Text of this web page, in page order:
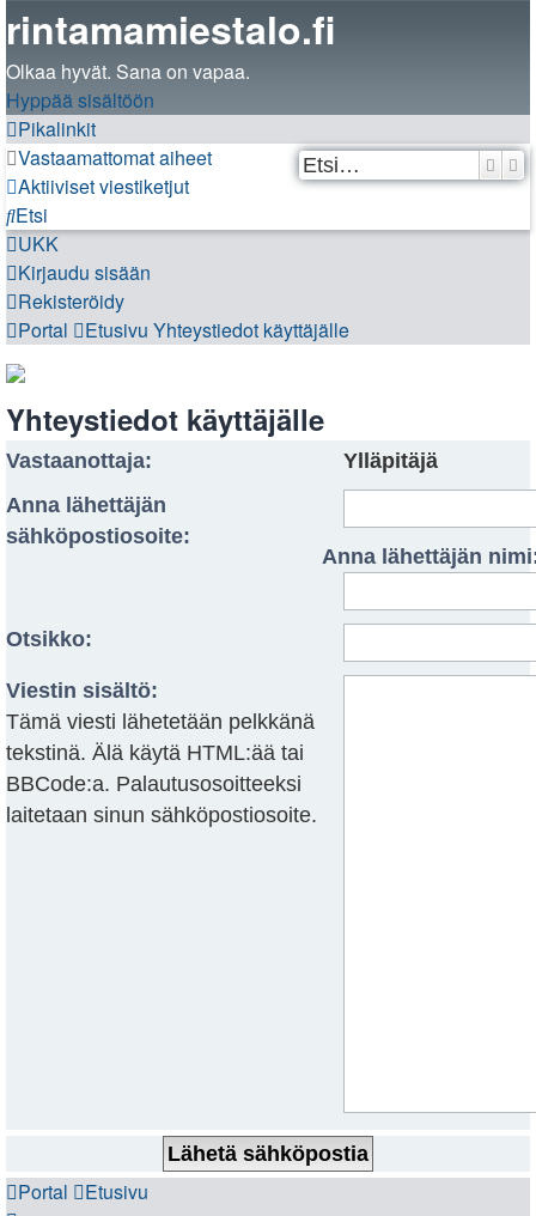
rintamamiestalo.fi
Olkaa hyvät. Sana on vapaa.
Hyppää sisältöön
Etsi
Pikalinkit
Vastaamattomat aiheet
Aktiiviset viestiketjut
Etsi
UKK
Kirjaudu sisään
Rekisteröidy
Portal
Etusivu Yhteystiedot käyttäjälle
Yhteystiedot käyttäjälle
Vastaanottaja:
Ylläpitäjä
Anna lähettäjän
sähköpostiosoite:
Anna lähettäjän
Otsikko:
Viestin sisältö:
Tämä viesti lähetetään pelkkänä
tekstinä. Älä käytä HTML:ää tai
BBCode:a. Palautusosoitteeksi
laitetaan sinun sähköpostiosoite.
Portal Etusivu